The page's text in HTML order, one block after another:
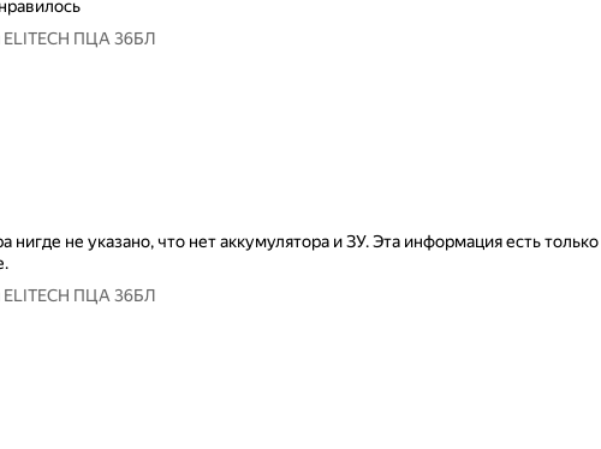
ELITECH ПЦА 36БЛ
нигде не указано, что нет аккумулятора и ЗУ. Эта информация есть только
ELITECH ПЦА 36БЛ